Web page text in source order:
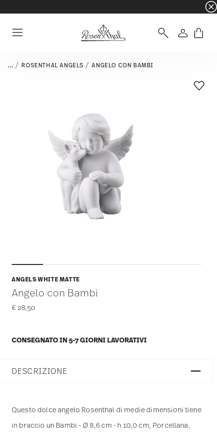
☀️ Summer SALE su articoli e collezioni
Accedi
... ROSENTHAL ANGELS ANGELO CON BAMBI
ANGELS WHITE MATTE
Angelo con Bambi
€ 28,50
CONSEGNATO IN 5-7 GIORNI LAVORATIVI
Lista
DESCRIZIONE
Questo dolce angelo Rosenthal di medie dimensioni tiene
in braccio un Bambi - Ø 8,6 cm - h 10,0 cm, Porcellana,